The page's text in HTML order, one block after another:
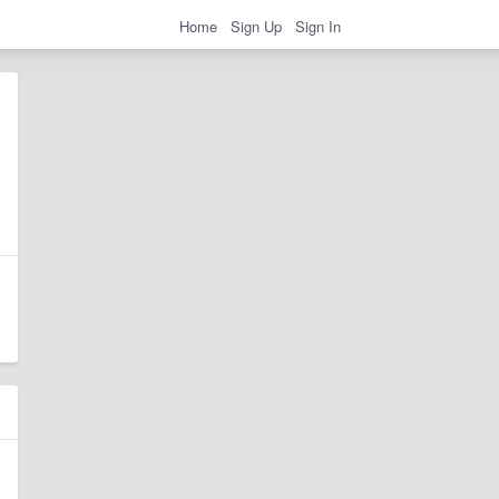
Home Sign Up Sign In